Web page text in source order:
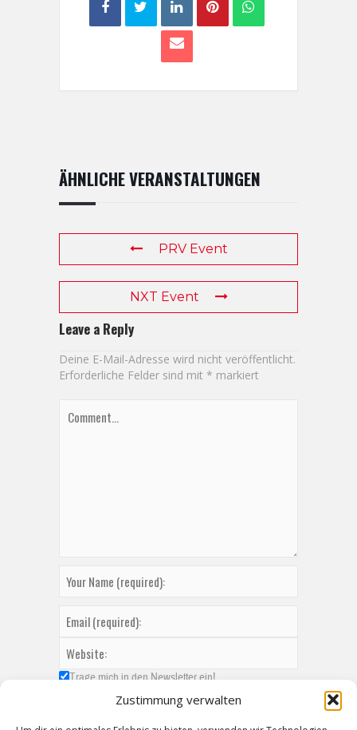
Zustimmung verwalten
ÄHNLICHE VERANSTALTUNGEN
PRV Event
NXT Event
Leave a Reply
Deine E-Mail-Adresse wird nicht veröffentlicht.
Erforderliche Felder sind mit * markiert
Trage mich in den Newsletter ein!